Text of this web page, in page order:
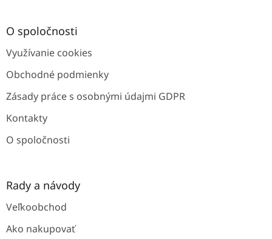
O spoločnosti
Využívanie cookies
Obchodné podmienky
Zásady práce s osobnými údajmi GDPR
Kontakty
O spoločnosti
Rady a návody
Veľkoobchod
Ako nakupovať